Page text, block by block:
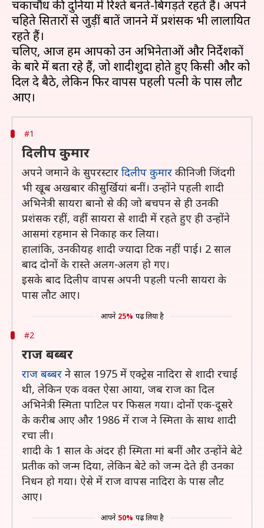
चकाचौंध की दुनिया में रिश्ते बनते-बिगड़ते रहते हैं। अपने
चहिते सितारों से जुड़ीं बातें जानने में प्रशंसक भी लालायित
रहते हैं।
चलिए, आज हम आपको उन अभिनेताओं और निर्देशकों
के बारे में बता रहे हैं, जो शादीशुदा होते हुए किसी और को
दिल दे बैठे, लेकिन फिर वापस पहली पत्नी के पास लौट
#1
दिलीप कुमार
अपने जमाने के सुपरस्टार दिलीप कुमार की निजी जिंदगी
भी खूब अखबार की सुर्खियां बनीं। उन्होंने पहली शादी
अभिनेत्री सायरा बानो से की, जो बचपन से ही उनकी
प्रशंसक रहीं, वहीं सायरा से शादी में रहते हुए ही उन्होंने
आसमां रहमान से निकाह कर लिया।
हालांकि, उनकी यह शादी ज्यादा टिक नहीं पाई। 2 साल
बाद दोनों के रास्ते अलग-अलग हो गए।
इसके बाद दिलीप वापस अपनी पहली पत्नी सायरा के
पास लौट आए।
आपने 25% पढ़ लिया है
#2
राज बब्बर
राज बब्बर ने साल 1975 में एक्ट्रेस नादिरा से शादी रचाई
थी, लेकिन एक वक्त ऐसा आया, जब राज का दिल
अभिनेत्री स्मिता पाटिल पर फिसल गया। दोनों एक-दूसरे
के करीब आए और 1986 में राज ने स्मिता के साथ शादी
रचा ली।
शादी के 1 साल के अंदर ही स्मिता मां बनीं और उन्होंने बेटे
प्रतीक को जन्म दिया, लेकिन बेटे को जन्म देते ही उनका
निधन हो गया। ऐसे में राज वापस नादिरा के पास लौट
आए।
आपने 50% पढ़ लिया है